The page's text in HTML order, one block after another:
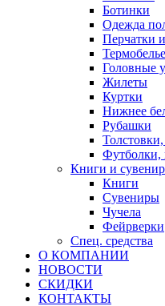
Ботинки
Одежда
Перчатки
Термобелье
Головные
Жилеты
Куртки
Нижнее
Рубашки
Толстовки,
Футболки,
Книги и
Книги
Сувениры
Чучела
Фейрверки
Спец. средства
О КОМПАНИИ
НОВОСТИ
СКИДКИ
КОНТАКТЫ